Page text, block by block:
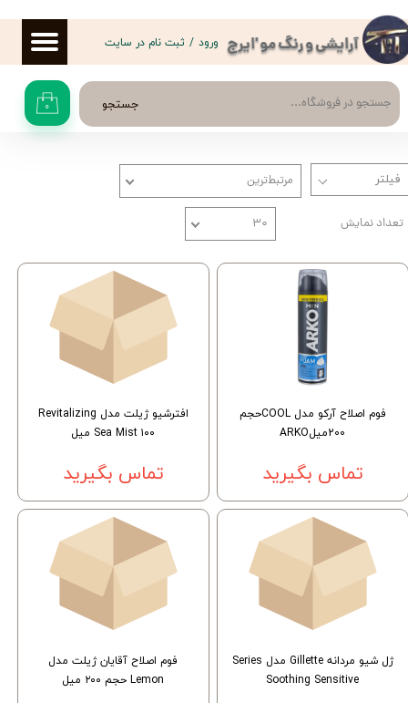
آرایشی و رنگ مو 'ایرج
جستجو ۰
ورود / ثبت نام در سایت
حساب کاربری من
تغییر گذر واژه
سفارشات
خروج از حساب کاربری
مرتبط‌ترین
تعداد نمایش ۳۰
فوم اصلاح آرکو مدل COOLحجم
200میلARKO
تماس بگیرید
افترشیو ژیلت مدل Revitalizing
Sea Mist ۱۰۰ میل
تماس بگیرید
ژل شیو مردانه Gillette مدل Series
Soothing Sensitive
فوم اصلاح آقایان ژیلت مدل
Lemon حجم ۲۰۰ میل